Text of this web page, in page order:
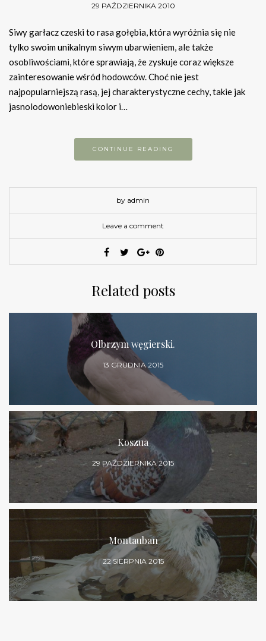
29 PAŹDZIERNIKA 2010
Siwy garłacz czeski to rasa gołębia, która wyróżnia się nie
tylko swoim unikalnym siwym ubarwieniem, ale także
osobliwościami, które sprawiają, że zyskuje coraz większe
zainteresowanie wśród hodowców. Choć nie jest
najpopularniejszą rasą, jej charakterystyczne cechy, takie jak
jasnolodowoniebieski kolor i…
CONTINUE READING
by admin
Leave a comment
Related posts
Olbrzym węgierski.
13 GRUDNIA 2015
Koszua
29 PAŹDZIERNIKA 2015
Montauban
22 SIERPNIA 2015